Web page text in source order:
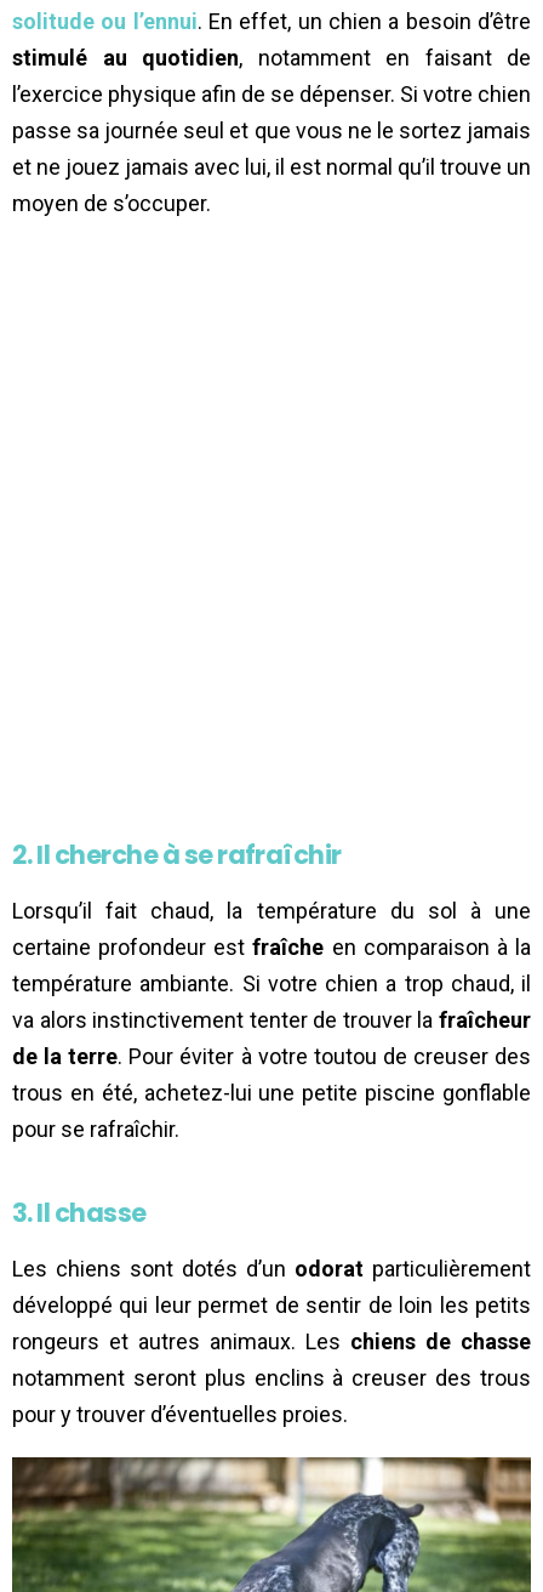
solitude ou l’ennui. En effet, un chien a besoin d’être
stimulé au quotidien, notamment en faisant de
l’exercice physique afin de se dépenser. Si votre chien
passe sa journée seul et que vous ne le sortez jamais
et ne jouez jamais avec lui, il est normal qu’il trouve un
moyen de s’occuper.
2. Il cherche à se rafraîchir
Lorsqu’il fait chaud, la température du sol à une
certaine profondeur estfraîche en comparaison à la
température ambiante. Si votre chien a trop chaud, il
va alors instinctivement tenter de trouver la fraîcheur
de la terre. Pour éviter à votre toutou de creuser des
trous en été, achetez-lui une petite piscine gonflable
pour se rafraîchir.
3. Il chasse
Les chiens sont dotés d’un odorat particulièrement
développé qui leur permet de sentir de loin les petits
rongeurs et autres animaux. Les chiens de chasse
notamment seront plus enclins à creuser des trous
pour y trouver d’éventuelles proies.